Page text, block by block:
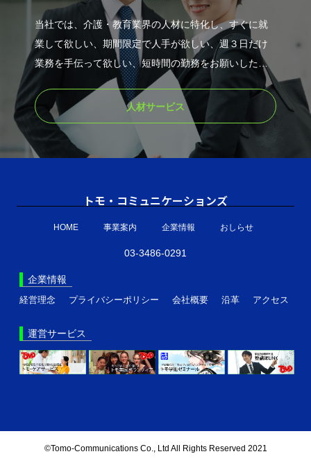
当社では、介護・教育業界の人材に特化し、すぐに就
業して欲しい、期間限定で人手が欲しい、週３日だけ
業務を手伝って欲しい、短時間の勤務をお願いした
い、長く働いてほしい、ミスマッチを防ぎたいなど
の、さまざまな人材のニーズに柔軟に対応いたしま
す。
人材サービス
トモ・コミュニケーションズ
HOME 事業案内 企業情報 おしらせ
03-3486-0291
企業情報
経営理念 プライバシーポリシー 会社概要 沿革 アクセス
運営サービス
©Tomo-Communications Co., Ltd All Rights Reserved 2021